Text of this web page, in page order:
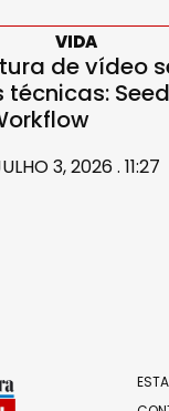
VIDA
de vídeo
3, 2026 . 11:27